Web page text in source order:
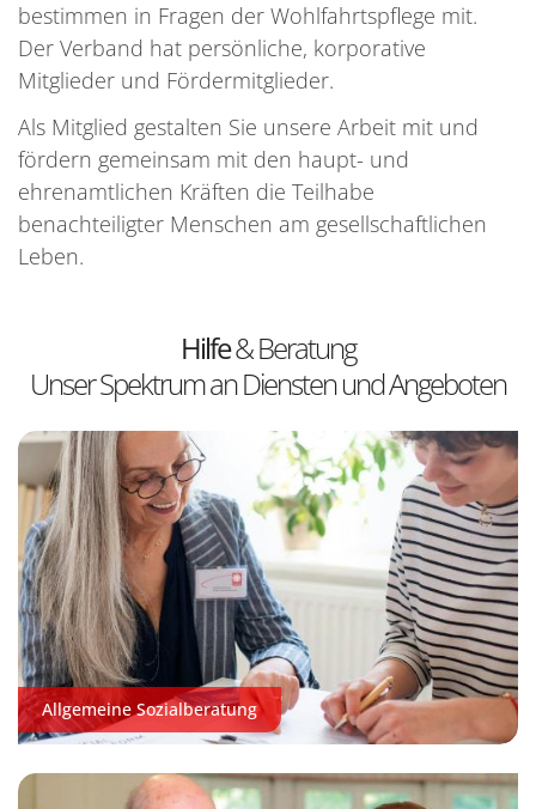
bestimmen in Fragen der Wohlfahrtspflege mit.
Der Verband hat persönliche, korporative
Mitglieder und Fördermitglieder.
Als Mitglied gestalten Sie unsere Arbeit mit und
fördern gemeinsam mit den haupt- und
ehrenamtlichen Kräften die Teilhabe
benachteiligter Menschen am gesellschaftlichen
Leben.
Hilfe& Beratung
Unser Spektrum an Diensten und Angeboten
Allgemeine Sozialberatung